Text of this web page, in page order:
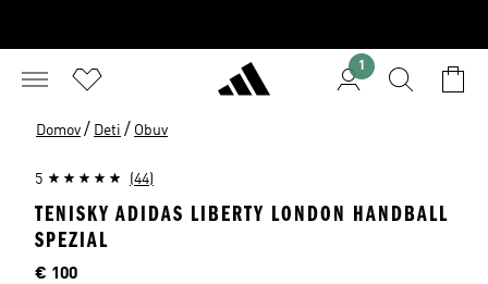
1
Domov / Deti / Obuv
5 (44)
TENISKY ADIDAS LIBERTY LONDON HANDBALL
SPEZIAL
Cena
€ 100